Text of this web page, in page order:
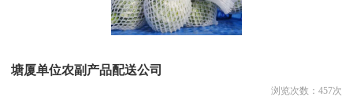
塘厦单位农副产品配送公司
浏览次数： 457次